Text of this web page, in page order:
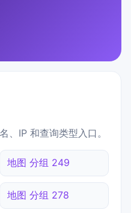
、IP 和查询类型入口。
地图 分组 249
地图 分组 278